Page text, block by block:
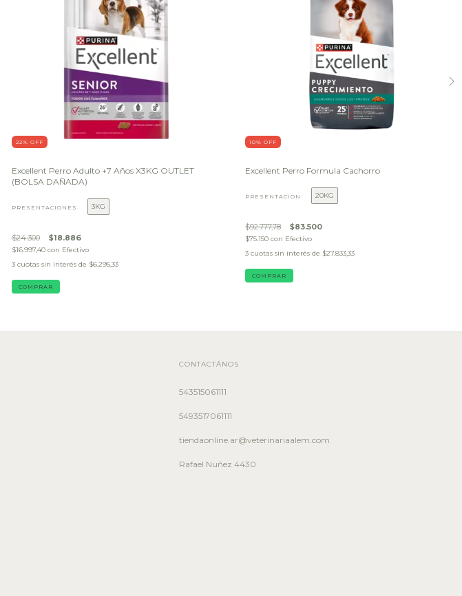
22% OFF
Excellent Perro Adulto +7 Años X3KG OUTLET
(BOLSA DAÑADA)
PRESENTACIONES 3KG
$24.300 $18.886
$16.997,40 con Efectivo
3 cuotas sin interés de $6.295,33
COMPRAR
10% OFF
Excellent Perro Formula Cachorro
PRESENTACIÓN 20KG
$92.777,78 $83.500
$75.150con Efectivo
3 cuotas sin interés de $27.833,33
COMPRAR
CONTACTÁNOS
543515061111
5493517061111
tiendaonline.ar@veterinariaalem.com
Rafael Nuñez 4430